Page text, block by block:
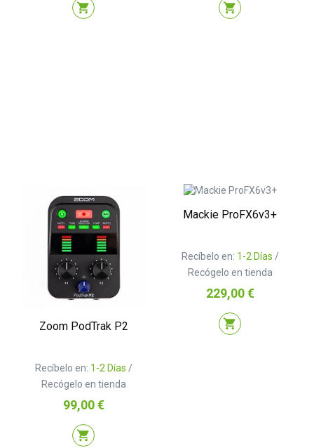
shopping_cart shopping_cart
Zoom PodTrak P2
Recíbelo en: 1-2 Días /
Recógelo en tienda
Precio
99,00 €
shopping_cart
Mackie ProFX6v3+
Recíbelo en: 1-2 Días /
Recógelo en tienda
Precio
229,00 €
shopping_cart